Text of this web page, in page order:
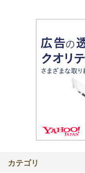
カテゴリ